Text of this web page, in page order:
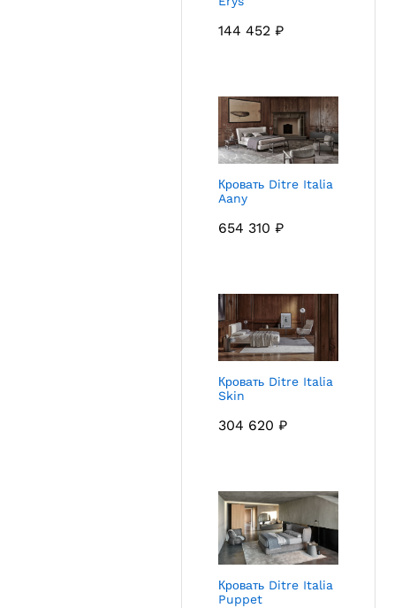
144 452₽
Кровать Ditre Italia
Aany
654 310₽
Кровать Ditre Italia
Skin
304 620₽
Кровать Ditre Italia
Puppet